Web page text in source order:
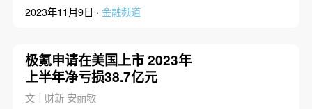
2023年11月9日 · 金融频道
极氪申请在美国上市 2023年
上半年净亏损38.7亿元
文｜财新 安丽敏